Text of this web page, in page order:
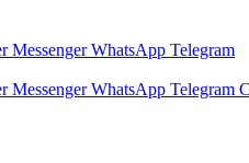
Messenger WhatsApp Telegram
Messenger WhatsApp Telegram